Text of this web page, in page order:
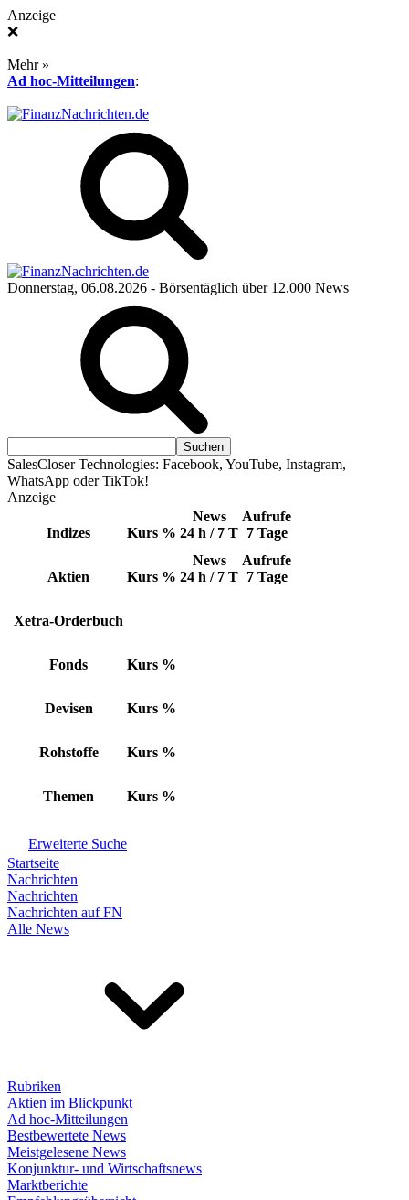
Anzeige
❌
Mehr »
Ad hoc-Mitteilungen:
Donnerstag, 06.08.2026 - Börsentäglich über 12.000 News
SalesCloser Technologies: Facebook, YouTube, Instagram,
WhatsApp oder TikTok!
Anzeige
Indizes Kurs %
News
24 h / 7 T
Aufrufe
7 Tage
Aktien Kurs %
News
24 h / 7 T
Aufrufe
7 Tage
Xetra-Orderbuch
Fonds Kurs %
Devisen Kurs %
Rohstoffe Kurs %
Themen Kurs %
Erweiterte Suche
Startseite
Nachrichten
Nachrichten
Nachrichten auf FN
Alle News
Rubriken
Aktien im Blickpunkt
Ad hoc-Mitteilungen
Bestbewertete News
Meistgelesene News
Konjunktur- und Wirtschaftsnews
Marktberichte